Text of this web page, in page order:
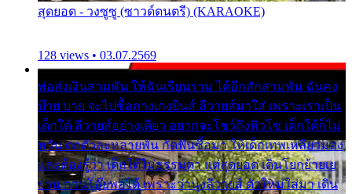
สุดยอด - วงซูซู (ซาวด์ดนตรี) (KARAOKE)
128 views • 03.07.2569
พ่อส่งเงินสามพัน ให้ฉันเรียนราม ได้อีกสักสามพัน ฉันคง
บ๊าย บาย จะไปซื้อกางเกงยีนส์ ลีวายส์มาใส่ เพราะเราเป็น
เด็กใต้ ลีวายส์อย่างเดียว อยากจะโชว์ถึงหิวโซ เด็กใต้ก็ไม่
หวั่น ตกตัวละหลายพัน กัดฟันซื้อมา ให้เด็กเทพเหลียวมอง
และต้องรู้ว่า เด็กใต้ไม่ธรรมดา แต่สุดยอด เดินโยกย้ายเย
ยวน กวนโอ๊ยพอได้ เพราะว่านุ่งลีวายส์ ตัวใหม่ใส่มา เดิน